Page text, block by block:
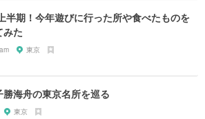
半期！今年遊びに行った所や食べたものを
みた
東京
勝海舟の東京名所を巡る
東京